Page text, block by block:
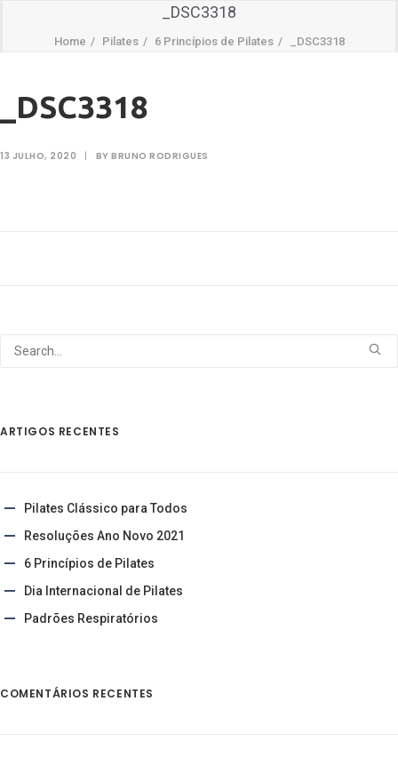
_DSC3318
Home Pilates 6 Princípios de Pilates _DSC3318
_DSC3318
13 JULHO, 2020 | BY BRUNO RODRIGUES
ARTIGOS RECENTES
Pilates Clássico para Todos
Resoluções Ano Novo 2021
6 Princípios de Pilates
Dia Internacional de Pilates
Padrões Respiratórios
COMENTÁRIOS RECENTES